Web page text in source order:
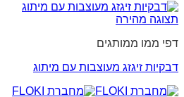
תצוגה מהירה
דפי ממו ממותגים
דבקיות זיגזג מעוצבות עם מיתוג